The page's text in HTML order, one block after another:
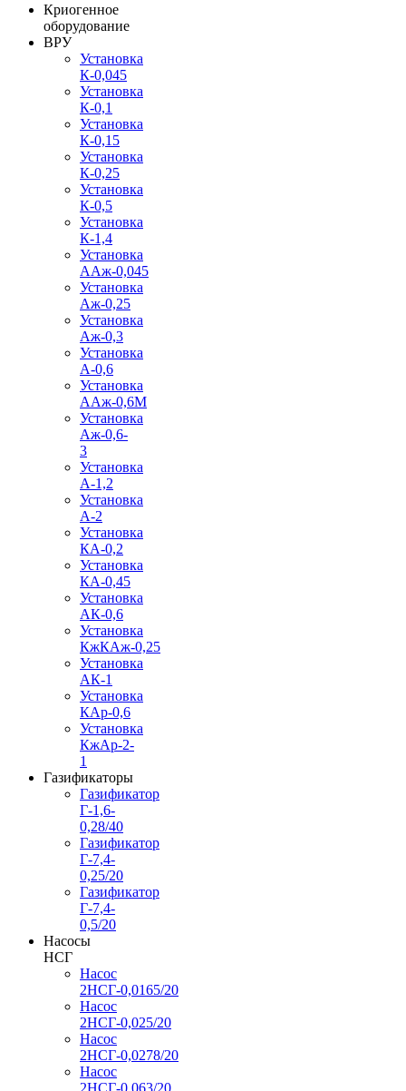
Криогенное
оборудование
ВРУ
Установка
К-0,045
Установка
К-0,1
Установка
К-0,15
Установка
К-0,25
Установка
К-0,5
Установка
К-1,4
Установка
ААж-0,045
Установка
Аж-0,25
Установка
Аж-0,3
Установка
А-0,6
Установка
ААж-0,6М
Установка
Аж-0,6-
3
Установка
А-1,2
Установка
А-2
Установка
КА-0,2
Установка
КА-0,45
Установка
АК-0,6
Установка
КжКАж-0,25
Установка
АК-1
Установка
КАр-0,6
Установка
КжАр-2-
1
Газификаторы
Газификатор
Г-1,6-
0,28/40
Газификатор
Г-7,4-
0,25/20
Газификатор
Г-7,4-
0,5/20
Насосы
НСГ
Насос
2НСГ-0,0165/20
Насос
2НСГ-0,025/20
Насос
2НСГ-0,0278/20
Насос
2НСГ-0,063/20